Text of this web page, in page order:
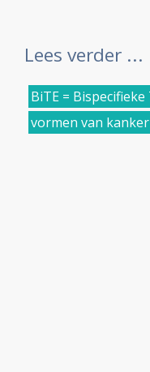
Lees verder ...
BiTE =
vormen van kanker